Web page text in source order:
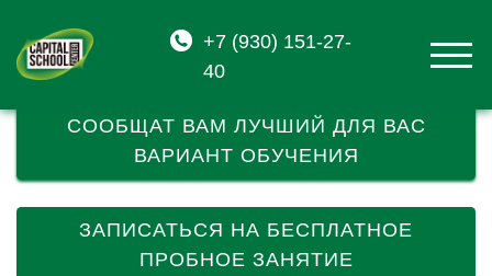
+7 (930) 151-27-
40
СООБЩАТ ВАМ ЛУЧШИЙ ДЛЯ ВАС
ВАРИАНТ ОБУЧЕНИЯ
ЗАПИСАТЬСЯ НА БЕСПЛАТНОЕ
ПРОБНОЕ ЗАНЯТИЕ